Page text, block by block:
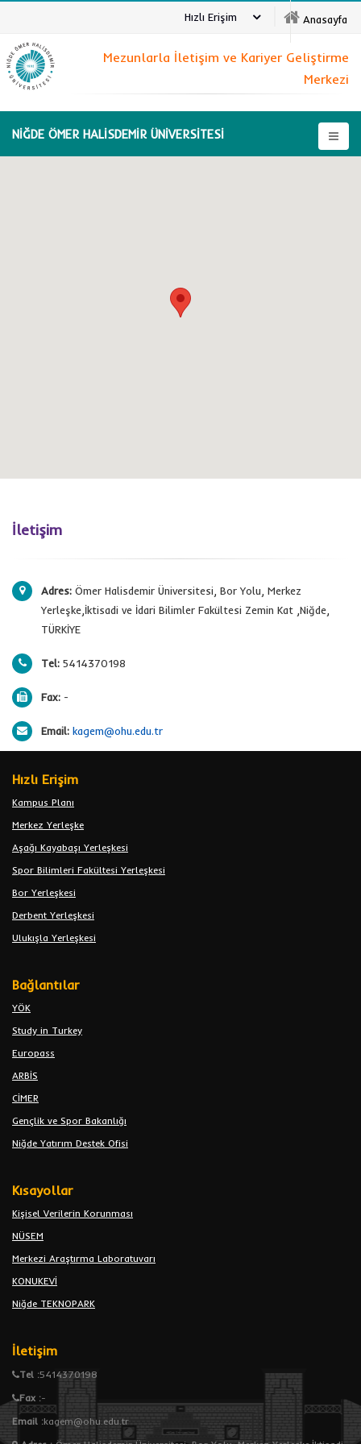
Anasayfa
Hızlı Erişim
NİĞDE ÖMER HALİSDEMİR ÜNİVERSİTESİ
Mezunlarla İletişim ve Kariyer Geliştirme
Merkezi
İletişim
Adres: Ömer Halisdemir Üniversitesi, Bor Yolu, Merkez
Yerleşke,İktisadi ve İdari Bilimler Fakültesi Zemin Kat ,Niğde,
TÜRKİYE
Tel: 5414370198
Fax: -
Email: kagem@ohu.edu.tr
Hızlı Erişim
Kampus Planı
Merkez Yerleşke
Aşağı Kayabaşı Yerleşkesi
Spor Bilimleri Fakültesi Yerleşkesi
Bor Yerleşkesi
Derbent Yerleşkesi
Ulukışla Yerleşkesi
Bağlantılar
YÖK
Study in Turkey
Europass
ARBİS
CİMER
Gençlik ve Spor Bakanlığı
Niğde Yatırım Destek Ofisi
Kısayollar
Kişisel Verilerin Korunması
NÜSEM
Merkezi Araştırma Laboratuvarı
KONUKEVİ
Niğde TEKNOPARK
İletişim
Tel :5414370198
Fax :-
Email :kagem@ohu.edu.tr